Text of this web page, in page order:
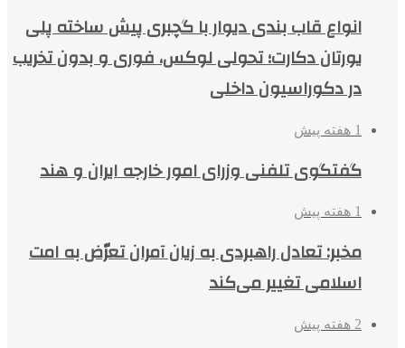
انواع قاب بندی دیوار با گچبری پیش ساخته پلی
یورتان دکارت؛ تحولی لوکس، فوری و بدون تخریب
در دکوراسیون داخلی
1 هفته پیش
گفتگوی تلفنی وزرای امور خارجه ایران و هند
1 هفته پیش
مخبر: تعادل راهبردی به زیان آمران تعرّض به امت
اسلامی تغییر می‌کند
2 هفته پیش